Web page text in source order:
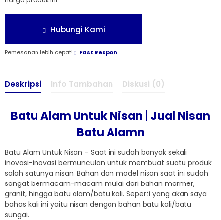
Hubungi Kami
Pemesanan lebih cepat! Fast Respon
Deskripsi Info Tambahan Diskusi (0)
Batu Alam Untuk Nisan | Jual Nisan
Batu Alamn
Batu Alam Untuk Nisan – Saat ini sudah banyak sekali
inovasi-inovasi bermunculan untuk membuat suatu produk
salah satunya nisan. Bahan dan model nisan saat ini sudah
sangat bermacam-macam mulai dari bahan marmer,
granit, hingga batu alam/batu kali. Seperti yang akan saya
bahas kali ini yaitu nisan dengan bahan batu kali/batu
sungai.